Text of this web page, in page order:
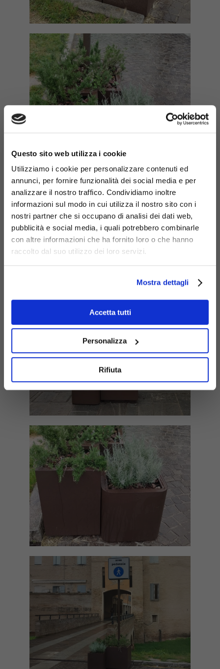
Questo sito web utilizza i cookie
Utilizziamo i cookie per personalizzare contenuti ed
annunci, per fornire funzionalità dei social media e per
analizzare il nostro traffico. Condividiamo inoltre
informazioni sul modo in cui utilizza il nostro sito con i
nostri partner che si occupano di analisi dei dati web,
pubblicità e social media, i quali potrebbero combinarle
con altre informazioni che ha fornito loro o che hanno
raccolto dal suo utilizzo dei loro servizi.
Mostra dettagli
Accetta tutti
Personalizza
Rifiuta